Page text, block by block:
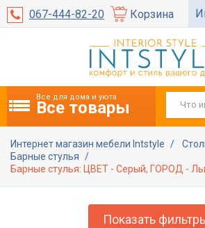
067-444-82-20 Корзина
Все для дома и уюта
Все товары
Интернет магазин мебели Intstyle
Барные стулья
Барные стулья: ЦВЕТ - Серый, ГОРОД -
Показать